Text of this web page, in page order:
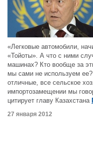
«Легковые автомобили,
«Тойоты». А что с ними
машинах? Кто вообще за
мы сами не используем
отличные, все сельское
импортозамещении мы
цитирует главу Казахстана
27 января 2012